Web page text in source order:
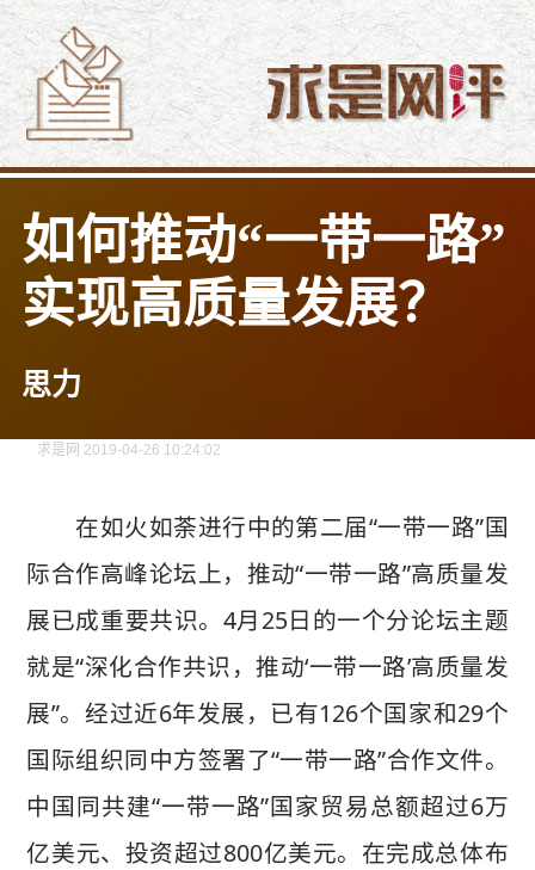
如何推动“一带一路”
实现高质量发展？
思力
求是网 2019-04-26 10:24:02
在如火如荼进行中的第二届“一带一路”国
际合作高峰论坛上，推动“一带一路”高质量发
展已成重要共识。4月25日的一个分论坛主题
就是“深化合作共识，推动‘一带一路’高质量发
展”。经过近6年发展，已有126个国家和29个
国际组织同中方签署了“一带一路”合作文件。
中国同共建“一带一路”国家贸易总额超过6万
亿美元、投资超过800亿美元。在完成总体布